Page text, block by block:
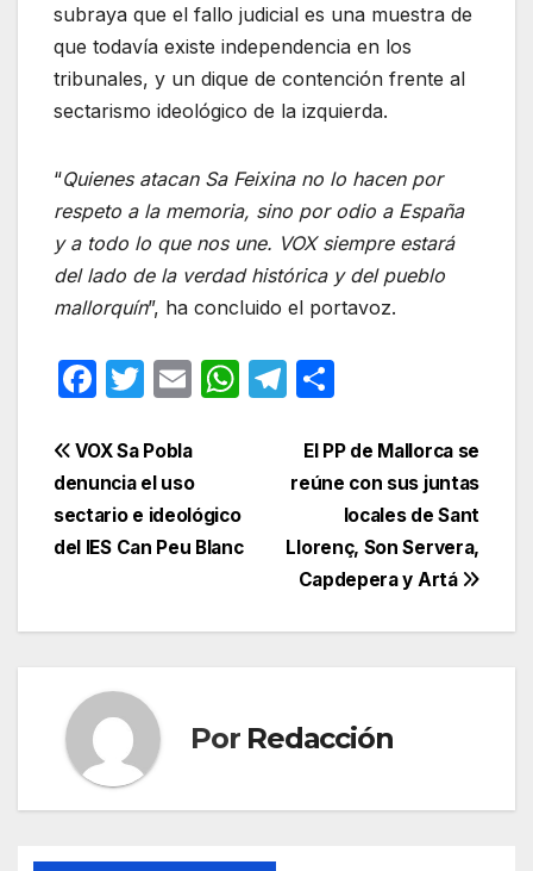
subraya que el fallo judicial es una muestra de
que todavía existe independencia en los
tribunales, y un dique de contención frente al
sectarismo ideológico de la izquierda.
“Quienes atacan Sa Feixina no lo hacen por
respeto a la memoria, sino por odio a España
y a todo lo que nos une. VOX siempre estará
del lado de la verdad histórica y del pueblo
mallorquín”, ha concluido el portavoz.
F
c
e
b
o
k
T
itt
er
E
ail
W
A
p
T
e
gr
a
m
m
p
ar
tir
Navegación
de
entradas
El PP de Mallorca se
reúne con sus juntas
locales de Sant
Llorenç, Son Servera,
Capdepera y Artá
VOX Sa Pobla
denuncia el uso
sectario e ideológico
del IES Can Peu Blanc
Por Redacción